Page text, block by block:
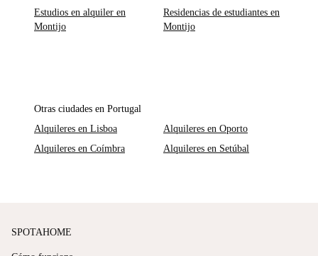
Estudios en alquiler en
Montijo
Residencias de estudiantes en
Montijo
Otras ciudades en Portugal
Alquileres en Lisboa
Alquileres en Oporto
Alquileres en Coímbra
Alquileres en Setúbal
SPOTAHOME